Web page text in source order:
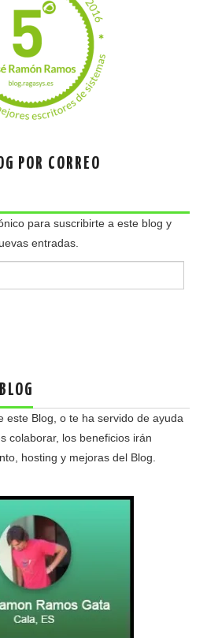
POR CORREO
para suscribirte a este blog y
entradas.
este Blog, o te ha servido de ayuda
colaborar, los beneficios irán
hosting y mejoras del Blog.